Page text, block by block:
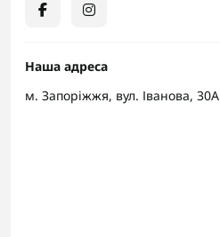
Наша адреса
м. Запоріжжя, вул. Іванова, 30А